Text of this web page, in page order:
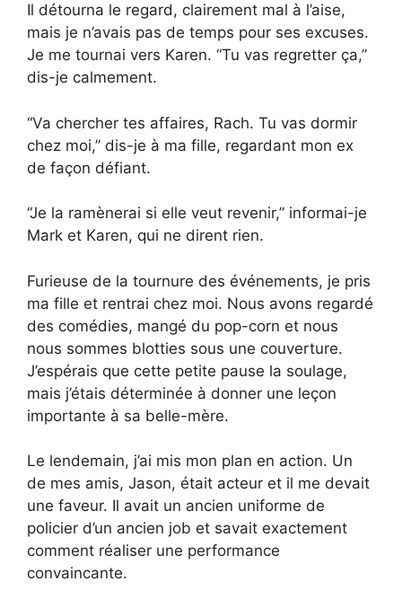
Il détourna le regard, clairement mal à l’aise,
mais je n’avais pas de temps pour ses excuses.
Je me tournai vers Karen. “Tu vas regretter ça,”
dis-je calmement.
“Va chercher tes affaires, Rach. Tu vas dormir
chez moi,” dis-je à ma fille, regardant mon ex
de façon défiant.
“Je la ramènerai si elle veut revenir,” informai-je
Mark et Karen, qui ne dirent rien.
Furieuse de la tournure des événements, je pris
ma fille et rentrai chez moi. Nous avons regardé
des comédies, mangé du pop-corn et nous
nous sommes blotties sous une couverture.
J’espérais que cette petite pause la soulage,
mais j’étais déterminée à donner une leçon
importante à sa belle-mère.
Le lendemain, j’ai mis mon plan en action. Un
de mes amis, Jason, était acteur et il me devait
une faveur. Il avait un ancien uniforme de
policier d’un ancien job et savait exactement
comment réaliser une performance
convaincante.